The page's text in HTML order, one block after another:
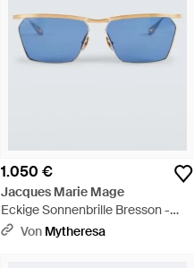
1.050 €
Jacques Marie Mage
Eckige Sonnenbrille Bresson -
BlauVon Mytheresa